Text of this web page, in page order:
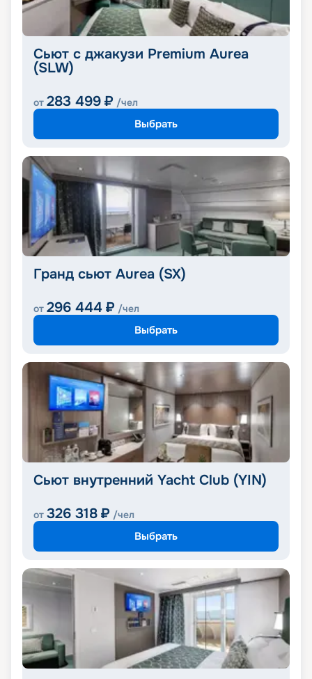
Сьют с джакузи Premium Aurea
(SLW)
от 283 499 ₽ /чел
Выбрать
Гранд сьют Aurea (SX)
от 296 444 ₽ /чел
Выбрать
Сьют внутренний Yacht Club (YIN)
от 326 318 ₽ /чел
Выбрать